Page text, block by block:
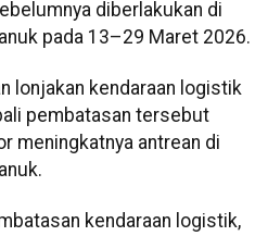
diberlakukan di
pada 13–29 Maret 2026.
lonjakan kendaraan logistik
pembatasan tersebut
meningkatnya antrean di
kendaraan logistik,